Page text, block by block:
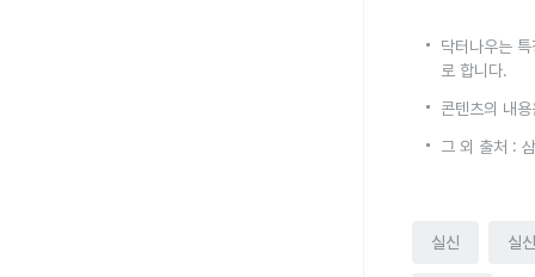
닥터나우는
로 합니다.
콘텐츠의 내
그 외 출처 :
실신 실